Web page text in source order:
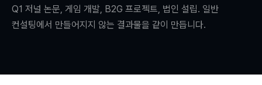
Q1 저널 논문, 게임 개발, B2G 프로젝트, 법인 설립. 일반
컨설팅에서 만들어지지 않는 결과물을 같이 만듭니다.